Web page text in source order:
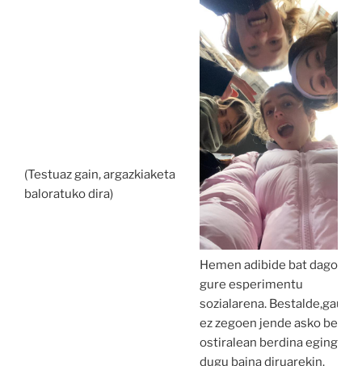
(Testuaz gain, argazkiaketa
baloratuko dira)
Hemen adibide bat dago
gure esperimentu
sozialarena. Bestalde,gaur
ez zegoen jende asko beraz
ostiralean berdina egingo
dugu baina diruarekin.